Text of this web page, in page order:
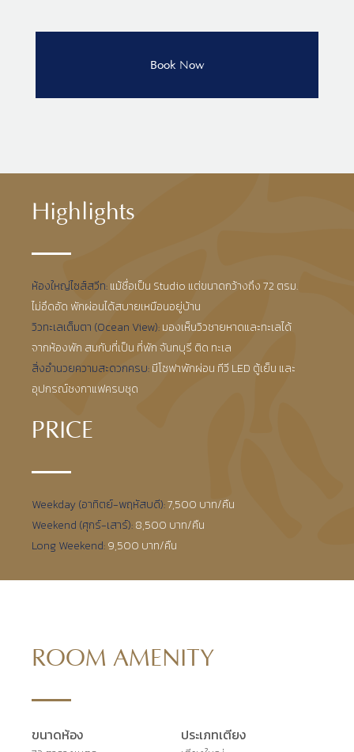
Highlights
ห้องใหญ่ไซส์สวีท:แม้ชื่อเป็น Studio แต่ขนาดกว้างถึง 72 ตรม.
ไม่อึดอัด พักผ่อนได้สบายเหมือนอยู่บ้าน
วิวทะเลเต็มตา (Ocean View):มองเห็นวิวชายหาดและทะเลได้
จากห้องพัก สมกับที่เป็น ที่พัก จันทบุรี ติด ทะเล
สิ่งอำนวยความสะดวกครบ:มีโซฟาพักผ่อน ทีวี LED ตู้เย็น และ
อุปกรณ์ชงกาแฟครบชุด
PRICE
Weekday (อาทิตย์-พฤหัสบดี):7,500 บาท/คืน
Weekend (ศุกร์-เสาร์):8,500 บาท/คืน
Long Weekend:9,500 บาท/คืน
ROOM AMENITY
ขนาดห้อง ประเภทเตียง